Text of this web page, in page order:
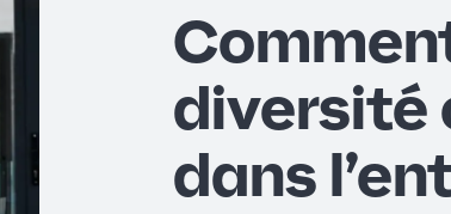
diversité
dans